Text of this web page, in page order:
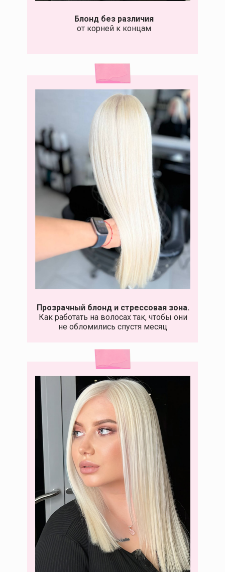
Блонд без различия
от корней к концам
Прозрачный блонд и стрессовая зона.
Как работать на волосах так, чтобы они
не обломились спустя месяц